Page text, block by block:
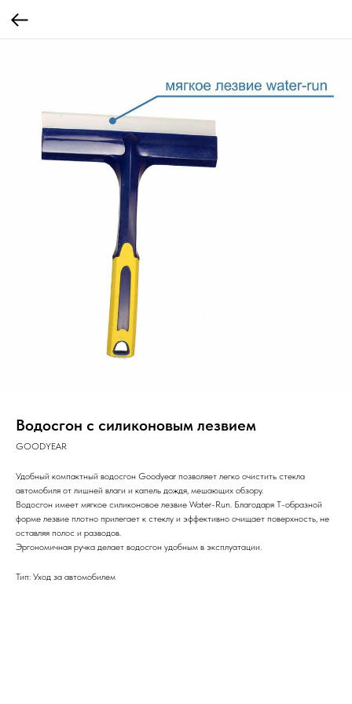
Водосгон с силиконовым лезвием
GOODYEAR
Удобный компактный водосгон Goodyear позволяет легко очистить стекла
автомобиля от лишней влаги и капель дождя, мешающих обзору.
Водосгон имеет мягкое силиконовое лезвие Water-Run. Благодаря Т-образной
форме лезвие плотно прилегает к стеклу и эффективно очищает поверхность, не
оставляя полос и разводов.
Эргономичная ручка делает водосгон удобным в эксплуатации.
Тип: Уход за автомобилем